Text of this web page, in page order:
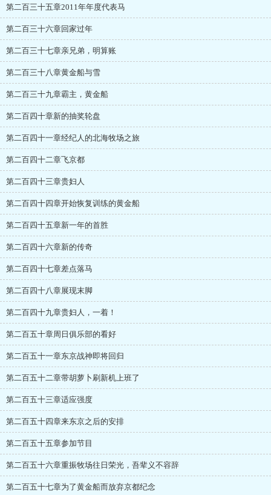
第二百三十五章2011年年度代表马
第二百三十六章回家过年
第二百三十七章亲兄弟，明算账
第二百三十八章黄金船与雪
第二百三十九章霸主，黄金船
第二百四十章新的抽奖轮盘
第二百四十一章经纪人的北海牧场之旅
第二百四十二章飞京都
第二百四十三章贵妇人
第二百四十四章开始恢复训练的黄金船
第二百四十五章新一年的首胜
第二百四十六章新的传奇
第二百四十七章差点落马
第二百四十八章展现末脚
第二百四十九章贵妇人，一着！
第二百五十章周日俱乐部的看好
第二百五十一章东京战神即将回归
第二百五十二章带胡萝卜刷新机上班了
第二百五十三章适应强度
第二百五十四章来东京之后的安排
第二百五十五章参加节目
第二百五十六章重振牧场往日荣光，吾辈义不容辞
第二百五十七章为了黄金船而放弃京都纪念